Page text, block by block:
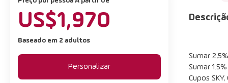
Sumar
Sumar
Cupos
US$1,970
Baseado em 2 adultos
Personalizar